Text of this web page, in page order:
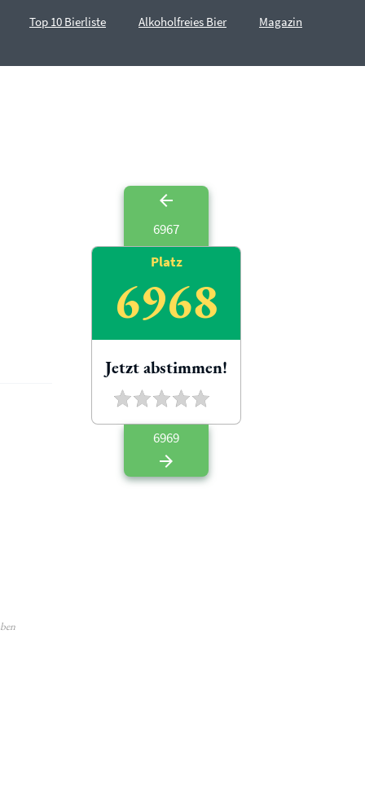
Top 10 Bierliste Alkoholfreies Bier Magazin
6967
Platz
6968
Jetzt abstimmen!
6969